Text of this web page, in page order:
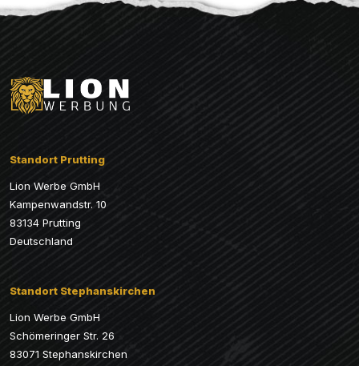
Standort Prutting
Lion Werbe GmbH
Kampenwandstr. 10
83134 Prutting
Deutschland
Standort Stephanskirchen
Lion Werbe GmbH
Schömeringer Str. 26
83071 Stephanskirchen